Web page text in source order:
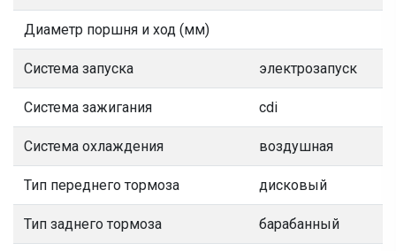
Диаметр поршня и ход (мм)
Система запуска электрозапуск
Система зажигания cdi
Система охлаждения воздушная
Тип переднего тормоза дисковый
Тип заднего тормоза барабанный